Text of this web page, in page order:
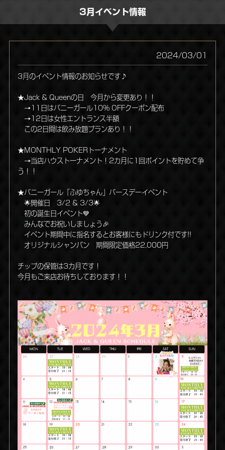
3月イベント情報
2024/03/01
3月のイベント情報のお知らせです♪
★Jack & Queenの日 今月から変更あり！！
→11日はバニーガール10% OFFクーポン配布
→12日は女性エントランス半額
この2日間は飲み放題プランあり！！
★MONTHLY POKERトーナメント
→当店ハウストーナメント！2カ月に1回ポイントを貯めて争
う！！
★バニーガール「ふゆちゃん」バースデーイベント
🌟開催日 3/2 & 3/3🌟
初の誕生日イベント💙
みんなでお祝いしましょう🎉
イベント期間中に指名するとお客様にもドリンク付です!!
オリジナルシャンパン 期間限定価格22,000円
チップの保管は3カ月です！
今月もご来店お待ちしております！！